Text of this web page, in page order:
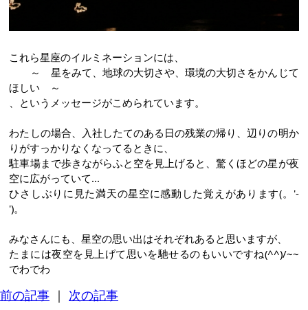
これら星座のイルミネーションには、
～ 星をみて、地球の大切さや、環境の大切さをかんじて
ほしい ～
、というメッセージがこめられています。
わたしの場合、入社したてのある日の残業の帰り、辺りの明か
りがすっかりなくなってるときに、
駐車場まで歩きながらふと空を見上げると、驚くほどの星が夜
空に広がっていて...
ひさしぶりに見た満天の星空に感動した覚えがあります(。'-
')。
みなさんにも、星空の思い出はそれぞれあると思いますが、
たまには夜空を見上げて思いを馳せるのもいいですね(^^)/~~
でわでわ
前の記事 ｜ 次の記事